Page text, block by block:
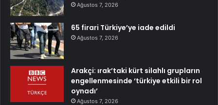
Ağustos 7, 2026
65 firari Türkiye’ye iade edildi
Ağustos 7, 2026
Arakçi: ırak’taki kürt silahlı grupların
engellenmesinde ‘türkiye etkili bir rol
oynadı’
Ağustos 7, 2026